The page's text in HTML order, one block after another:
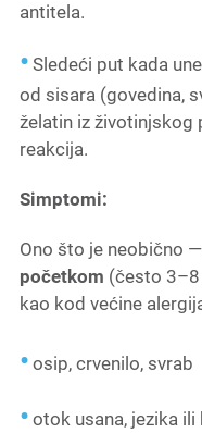
antitela.
Sledeći put kada
od sisara (govedina,
želatin iz životinjskog
reakcija.
Simptomi:
Ono što je neobično —
početkom (često 3–8
kao kod većine
osip, crvenilo, svrab
otok usana, jezika ili